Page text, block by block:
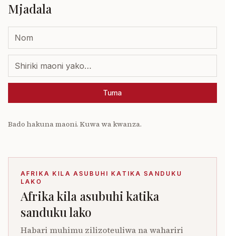
Mjadala
Tuma
Bado hakuna maoni. Kuwa wa kwanza.
AFRIKA KILA ASUBUHI KATIKA SANDUKU
LAKO
Afrika kila asubuhi katika
sanduku lako
Habari muhimu zilizoteuliwa na wahariri